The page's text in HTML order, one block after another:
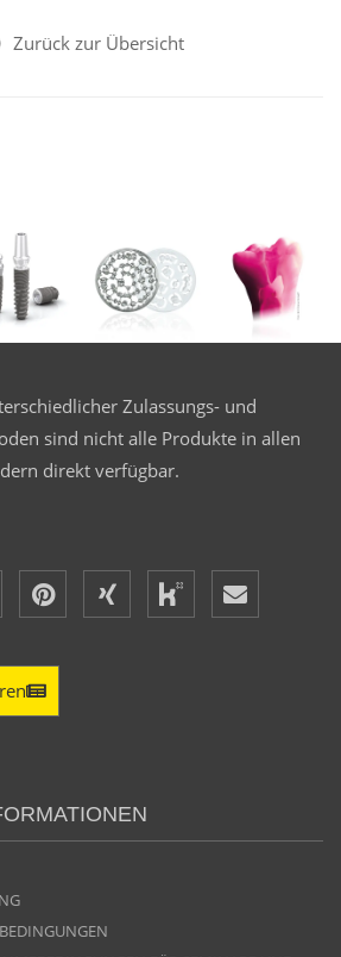
Zurück zur Übersicht
Zulassungs- und
sind nicht alle Produkte in allen
direkt verfügbar.